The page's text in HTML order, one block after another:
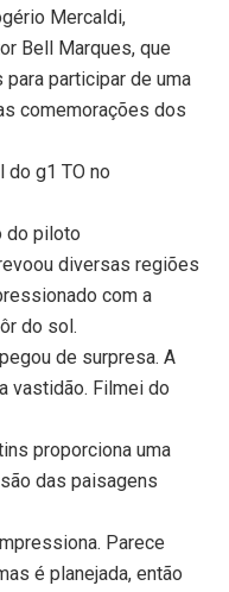
Mercaldi,
Bell Marques, que
participar de uma
comemorações dos
do g1 TO no
do piloto
diversas regiões
com a
do sol.
de surpresa. A
vastidão. Filmei do
proporciona uma
das paisagens
Parece
é planejada, então